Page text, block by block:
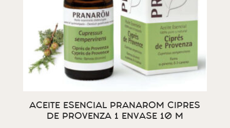
ACEITE ESENCIAL PRANAROM CIPRES
DE PROVENZA 1 ENVASE 10 M